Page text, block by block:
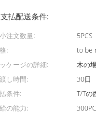
払配送条件:
注文数量:
5PCS
:
to be
ケージの詳細:
木の
し時間:
30日
条件:
T/Tの
の能力: